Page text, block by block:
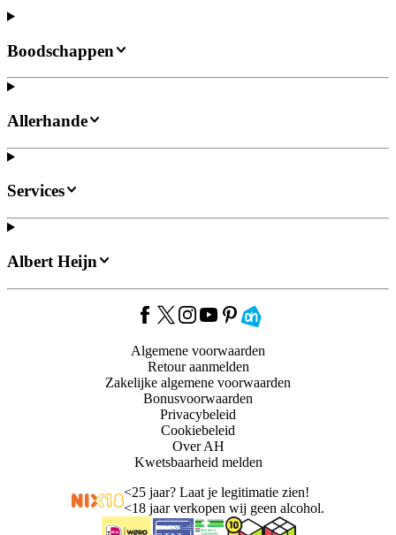
Boodschappen
Allerhande
Services
Albert Heijn
Algemene voorwaarden
Retour aanmelden
Zakelijke algemene voorwaarden
Bonusvoorwaarden
Privacybeleid
Cookiebeleid
Over AH
Kwetsbaarheid melden
<25 jaar? Laat je legitimatie zien!
<18 jaar verkopen wij geen alcohol.